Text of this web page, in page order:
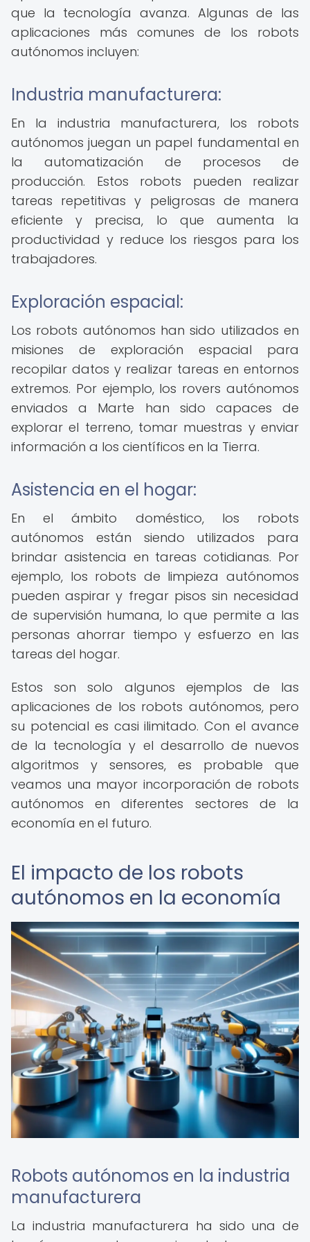
que la tecnología avanza. Algunas de las
aplicaciones más comunes de los robots
autónomos incluyen:
Industria manufacturera:
En la industria manufacturera, los robots
autónomos juegan un papel fundamental en
la automatización de procesos de
producción. Estos robots pueden realizar
tareas repetitivas y peligrosas de manera
eficiente y precisa, lo que aumenta la
productividad y reduce los riesgos para los
trabajadores.
Exploración espacial:
Los robots autónomos han sido utilizados en
misiones de exploración espacial para
recopilar datos y realizar tareas en entornos
extremos. Por ejemplo, los rovers autónomos
enviados a Marte han sido capaces de
explorar el terreno, tomar muestras y enviar
información a los científicos en la Tierra.
Asistencia en el hogar:
En el ámbito doméstico, los robots
autónomos están siendo utilizados para
brindar asistencia en tareas cotidianas. Por
ejemplo, los robots de limpieza autónomos
pueden aspirar y fregar pisos sin necesidad
de supervisión humana, lo que permite a las
personas ahorrar tiempo y esfuerzo en las
tareas del hogar.
Estos son solo algunos ejemplos de las
aplicaciones de los robots autónomos, pero
su potencial es casi ilimitado. Con el avance
de la tecnología y el desarrollo de nuevos
algoritmos y sensores, es probable que
veamos una mayor incorporación de robots
autónomos en diferentes sectores de la
economía en el futuro.
El impacto de los robots
autónomos en la economía
Robots autónomos en la industria
manufacturera
La industria manufacturera ha sido una de